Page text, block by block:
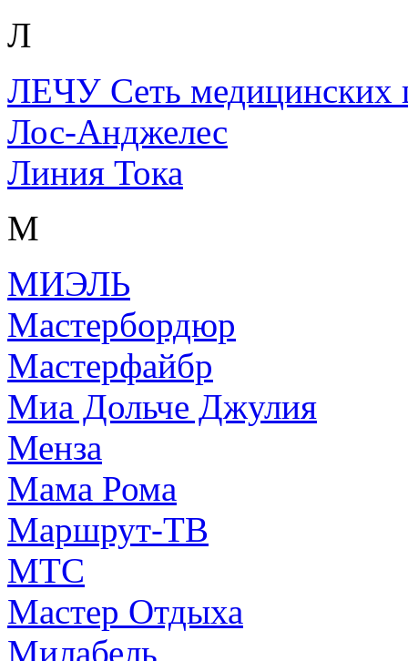
Л
ЛЕЧУ Сеть медицинских
Лос-Анджелес
Линия Тока
М
МИЭЛЬ
Мастербордюр
Мастерфайбр
Миа Дольче Джулия
Менза
Мама Рома
Маршрут-ТВ
МТС
Мастер Отдыха
Милабель